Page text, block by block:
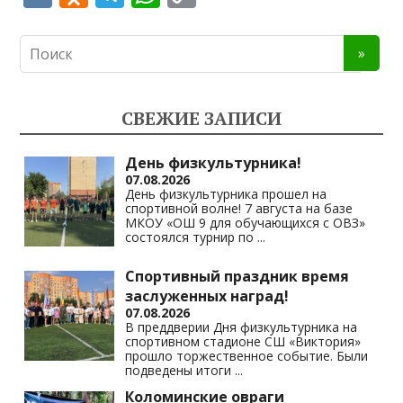
o
as
s
ni
ki
gr
a
m
s
A
p
p
y
Li
n
k
СВЕЖИЕ ЗАПИСИ
День физкультурника!
07.08.2026
День физкультурника прошел на
спортивной волне! 7 августа на базе
МКОУ «ОШ 9 для обучающихся с ОВЗ»
состоялся турнир по ...
Спортивный праздник время
заслуженных наград!
07.08.2026
В преддверии Дня физкультурника на
спортивном стадионе СШ «Виктория»
прошло торжественное событие. Были
подведены итоги ...
Коломинские овраги